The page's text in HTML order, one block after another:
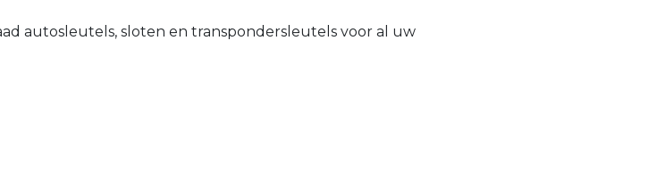
autosleutels, sloten en transpondersleutels voor al uw